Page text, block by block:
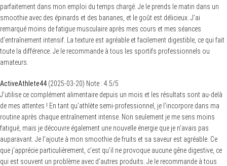
parfaitement dans mon emploi du temps chargé. Je le prends le matin dans un
smoothie avec des épinards et des bananes, et le goût est délicieux. J’ai
remarqué moins de fatigue musculaire après mes cours et mes séances
d’entraînement intensif. La texture est agréable et facilement digestible, ce qui fait
toute la différence. Je le recommande à tous les sportifs professionnels ou
amateurs.
ActiveAthlete44 (2025-03-20) Note : 4.5/5
J’utilise ce complément alimentaire depuis un mois et les résultats sont au-delà
de mes attentes ! En tant qu’athlète semi-professionnel, je l’incorpore dans ma
routine après chaque entraînement intense. Non seulement je me sens moins
fatigué, mais je découvre également une nouvelle énergie que je n’avais pas
auparavant. Je l’ajoute à mon smoothie de fruits et sa saveur est agréable. Ce
que j’apprécie particulièrement, c’est qu’il ne provoque aucune gêne digestive, ce
qui est souvent un problème avec d’autres produits. Je le recommande à tous